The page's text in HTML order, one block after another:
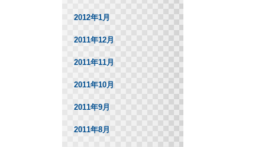
2012年1月
2011年12月
2011年11月
2011年10月
2011年9月
2011年8月